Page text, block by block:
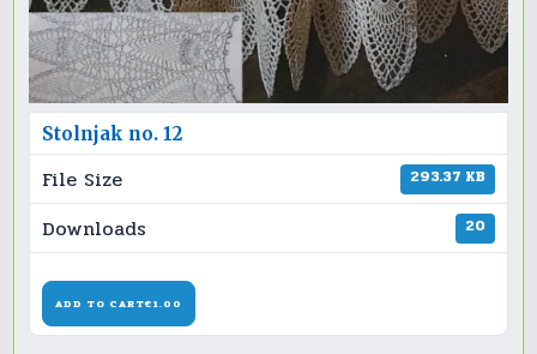
Stolnjak no. 12
File Size 293.37 KB
Downloads 20
ADD TO CART€1.00